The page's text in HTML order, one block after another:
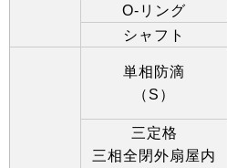
O- リング
シャフト
単相防滴
（ S ）
三定格
三相全閉外扇屋内